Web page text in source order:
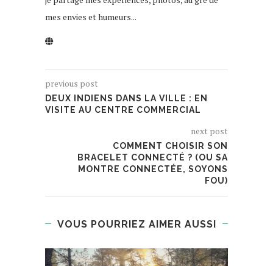
mes envies et humeurs...
previous post
DEUX INDIENS DANS LA VILLE : EN
VISITE AU CENTRE COMMERCIAL
next post
COMMENT CHOISIR SON
BRACELET CONNECTÉ ? (OU SA
MONTRE CONNECTÉE, SOYONS
FOU)
VOUS POURRIEZ AIMER AUSSI